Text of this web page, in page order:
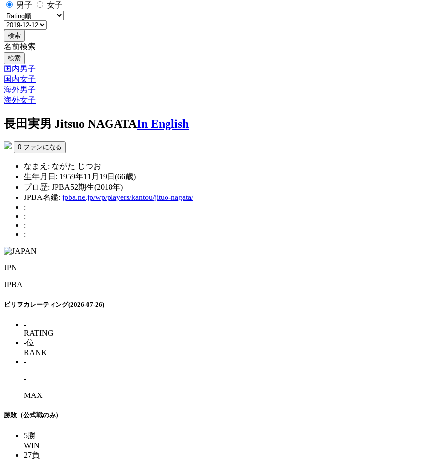
男子 女子
検索
名前検索
検索
国内男子
国内女子
海外男子
海外女子
長田実男 Jitsuo NAGATAIn English
0 ファンになる
なまえ: ながた じつお
生年月日: 1959年11月19日(66歳)
プロ歴: JPBA52期生(2018年)
JPBA名鑑: jpba.ne.jp/wp/players/kantou/jituo-nagata/
:
:
:
:
JPN
JPBA
ビリヲカレーティング(2026-07-26)
-
RATING
-位
RANK
-
-
MAX
勝敗（公式戦のみ）
5勝
WIN
27負